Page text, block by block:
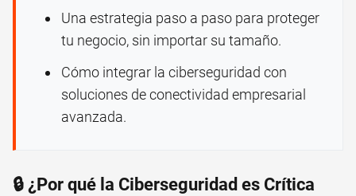
Una estrategia paso a paso para proteger
tu negocio, sin importar su tamaño.
Cómo integrar la ciberseguridad con
soluciones de conectividad empresarial
avanzada.
🔒 ¿Por qué la Ciberseguridad es Crítica